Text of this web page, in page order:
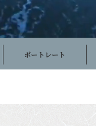
ポートレート